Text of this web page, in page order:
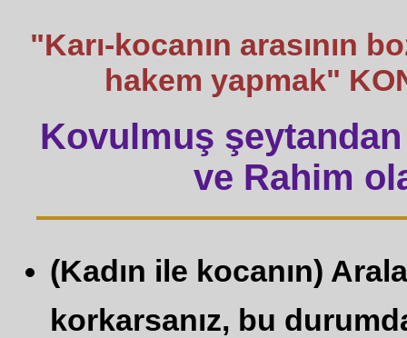
"Karı-kocanın arasının
hakem yapmak"
Kovulmuş şeytandan
ve Rahim
(Kadın ile kocanın)
korkarsanız, bu